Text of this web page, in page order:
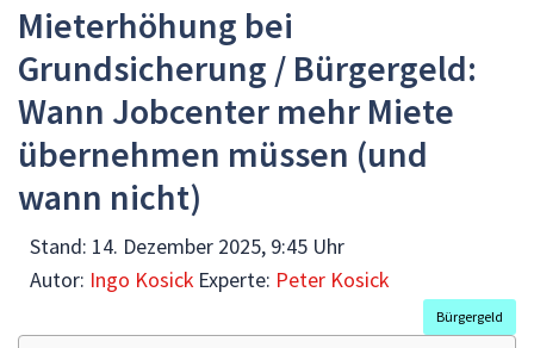
Mieterhöhung bei
Grundsicherung / Bürgergeld:
Wann Jobcenter mehr Miete
übernehmen müssen (und
wann nicht)
Stand: 14. Dezember 2025, 9:45 Uhr
Autor: Ingo Kosick Experte: Peter Kosick
Bürgergeld